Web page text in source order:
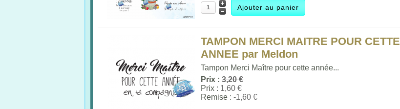
TAMPON MERCI MAITRE POUR CETTE
ANNEE par Meldon
Tampon Merci Maître pour cette année...
Prix :3,20 €
Prix : 1,60 €
Remise :-1,60 €